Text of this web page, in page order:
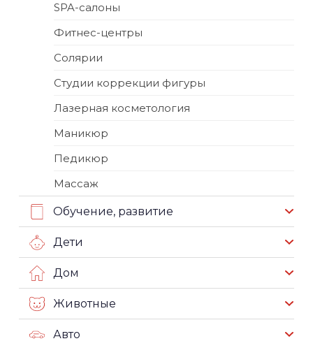
SPA-салоны
Фитнес-центры
Солярии
Студии коррекции фигуры
Лазерная косметология
Маникюр
Педикюр
Массаж
Обучение, развитие
Дети
Дом
Животные
Авто